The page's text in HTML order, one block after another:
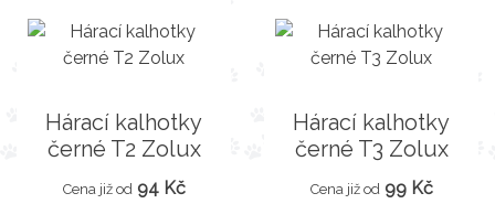
Hárací kalhotky
černé T2 Zolux
Cena již od 94 Kč
Hárací kalhotky
černé T3 Zolux
Cena již od 99 Kč